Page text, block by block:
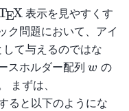
EX表示を見やすくす
ク問題において、アイ
て与えるのではな
スホルダー配列 w
w の
まずは、
ると以下のようにな